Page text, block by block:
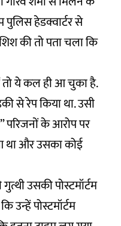
हेडक्वार्टर से
की तो पता चला कि
तो ये कल ही आ चुका है.
से रेप किया था. उसी
परिजनों के आरोप पर
था और उसका कोई
उसकी पोस्टमॉर्टम
उन्हें पोस्टमॉर्टम